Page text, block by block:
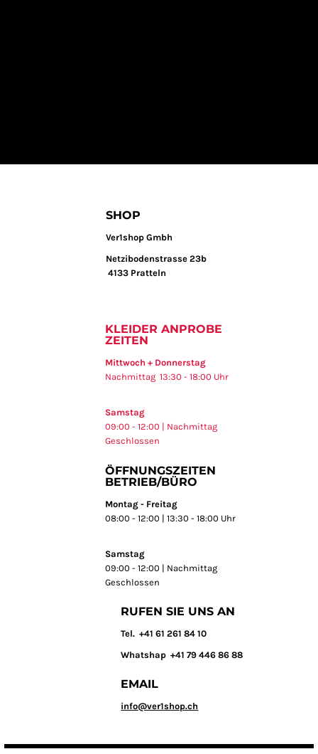
SHOP
Ver1shop Gmbh
Netzibodenstrasse 23b
4133 Pratteln
KLEIDER ANPROBE
ZEITEN
Mittwoch + Donnerstag
Nachmittag 13:30 - 18:00 Uhr
Samstag
09:00 - 12:00 | Nachmittag
Geschlossen
ÖFFNUNGSZEITEN
BETRIEB/BÜRO
Montag - Freitag
08:00 - 12:00 | 13:30 - 18:00 Uhr
Samstag
09:00 - 12:00 | Nachmittag
Geschlossen
RUFEN SIE UNS AN
Tel. +41 61 261 84 10
Whatshap +41 79 446 86 88
EMAIL
info@ver1shop.ch